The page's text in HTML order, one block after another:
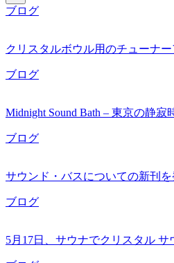
ブログ
クリスタルボウル用のチューナ
ブログ
Midnight Sound Bath – 東京の静寂
ブログ
サウンド・バスについての新刊
ブログ
5月17日、サウナでクリスタル サ